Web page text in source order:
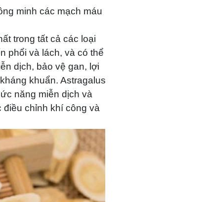
minh các mạch máu
trong tất cả các loại
phổi và lách, và có thể
dịch, bảo vệ gan, lợi
khuẩn. Astragalus
năng miễn dịch và
điều chỉnh khí công và